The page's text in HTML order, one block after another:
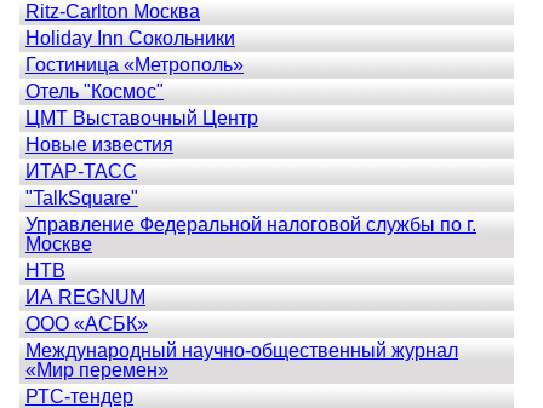
Ritz-Carlton Москва
Holiday Inn Сокольники
Гостиница «Метрополь»
Отель "Космос"
ЦМТ Выставочный Центр
Новые известия
ИТАР-ТАСС
"TalkSquare"
Управление Федеральной налоговой службы по г.
Москве
НТВ
ИА REGNUM
ООО «АСБК»
Международный научно-общественный журнал
«Мир перемен»
РТС-тендер